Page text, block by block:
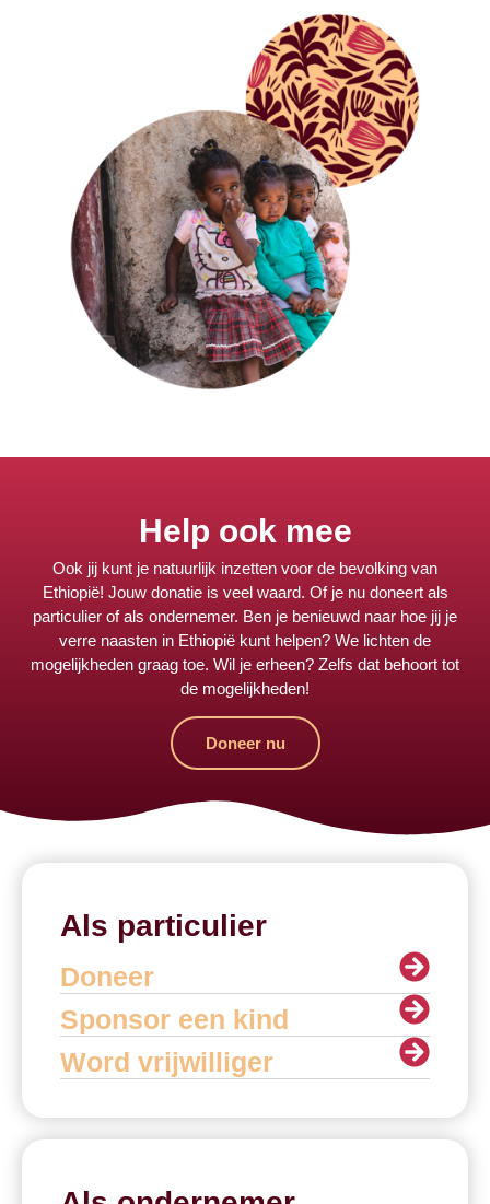
Help ook mee
Ook jij kunt je natuurlijk inzetten voor de bevolking van
Ethiopië! Jouw donatie is veel waard. Of je nu doneert als
particulier of als ondernemer. Ben je benieuwd naar hoe jij je
verre naasten in Ethiopië kunt helpen? We lichten de
mogelijkheden graag toe. Wil je erheen? Zelfs dat behoort tot
de mogelijkheden!
Doneer nu
Als particulier
Doneer
Sponsor een kind
Word vrijwilliger